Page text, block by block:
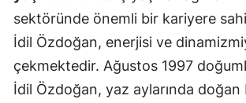
sektöründe önemli bir kariyere
İdil Özdoğan, enerjisi ve
çekmektedir. Ağustos 1997
İdil Özdoğan, yaz aylarında doğan